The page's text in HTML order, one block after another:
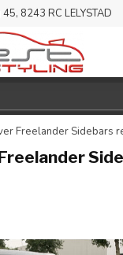
8243 RC LELYSTAD
Freelander Sidebars